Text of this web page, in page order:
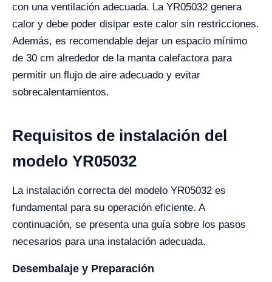
con una ventilación adecuada. La YR05032 genera
calor y debe poder disipar este calor sin restricciones.
Además, es recomendable dejar un espacio mínimo
de 30 cm alrededor de la manta calefactora para
permitir un flujo de aire adecuado y evitar
sobrecalentamientos.
Requisitos de instalación del
modelo YR05032
La instalación correcta del modelo YR05032 es
fundamental para su operación eficiente. A
continuación, se presenta una guía sobre los pasos
necesarios para una instalación adecuada.
Desembalaje y Preparación